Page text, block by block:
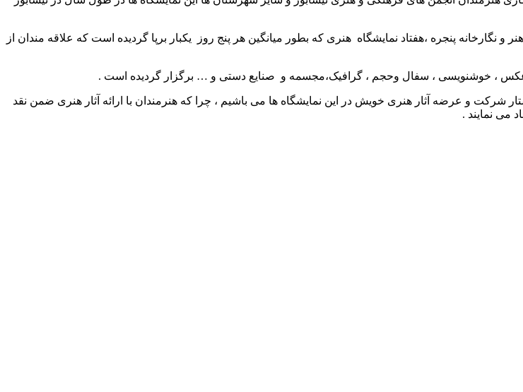
آتیه گذر فرهنگ و هنر و نگارخانه پنجره ،هفتاد نمایشگاه هنری که بطور میانگین هر پنج روز یکبار برپا گردیده است که علاقه مندان از
، خوشنویسی ، سفال وحجم ، گرافیک،مجسمه و صنایع دستی و … برگزار گردیده است .
شرکت و عرضه آثار هنری خویش در این نمایشگاه ها می باشیم ، چرا که هنرمندان با ارائه آثار هنری ضمن نقد
می نمایند .